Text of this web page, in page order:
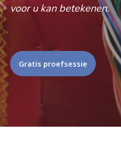
voor u kan betekenen.
Gratis proefsessie